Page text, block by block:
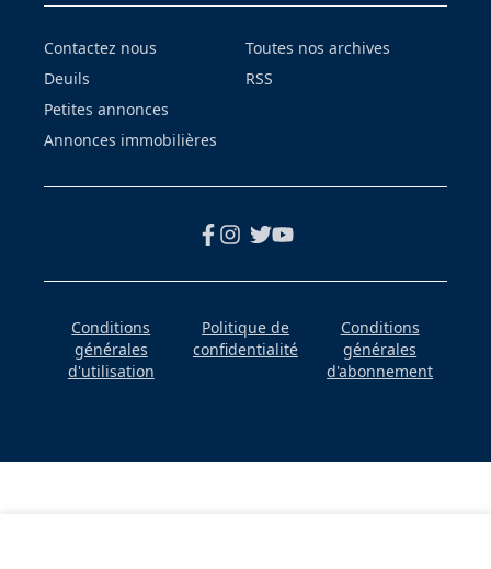
Contactez nous
Deuils
Petites annonces
Annonces immobilières
Toutes nos archives
RSS
Conditions
générales
d'utilisation
Politique de
confidentialité
Conditions
générales
d'abonnement